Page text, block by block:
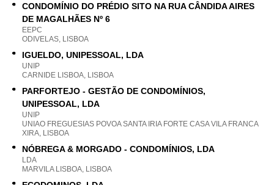
CONDOMÍNIO DO PRÉDIO SITO NA RUA CÂNDIDA AIRES
DE MAGALHÃES Nº 6
EEPC
ODIVELAS, LISBOA
IGUELDO, UNIPESSOAL, LDA
UNIP
CARNIDE LISBOA, LISBOA
PARFORTEJO - GESTÃO DE CONDOMÍNIOS,
UNIPESSOAL, LDA
UNIP
UNIAO FREGUESIAS POVOA SANTA IRIA FORTE CASA VILA FRANCA
XIRA, LISBOA
NÓBREGA & MORGADO - CONDOMÍNIOS, LDA
LDA
MARVILA LISBOA, LISBOA